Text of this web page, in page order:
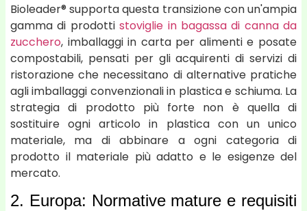
Bioleader® supporta questa transizione con un'ampia
gamma di prodottistoviglie in bagassa di canna da
zucchero, imballaggi in carta per alimenti e posate
compostabili, pensati per gli acquirenti di servizi di
ristorazione che necessitano di alternative pratiche
agli imballaggi convenzionali in plastica e schiuma. La
strategia di prodotto più forte non è quella di
sostituire ogni articolo in plastica con un unico
materiale, ma di abbinare a ogni categoria di
prodotto il materiale più adatto e le esigenze del
mercato.
2. Europa: Normative mature e requisiti